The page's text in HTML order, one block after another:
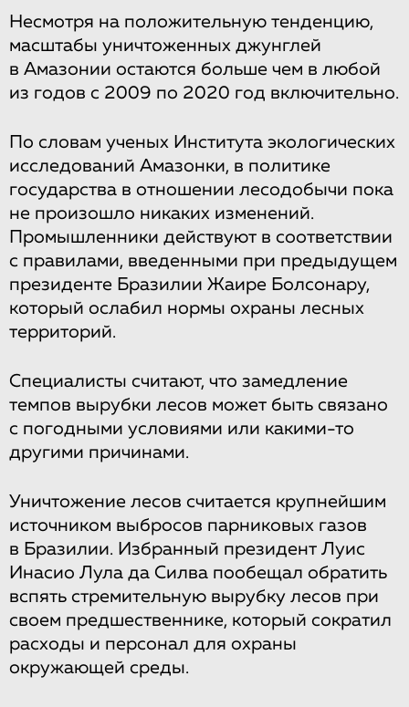
Несмотря на положительную тенденцию,
масштабы уничтоженных джунглей
в Амазонии остаются больше чем в любой
из годов с 2009 по 2020 год включительно.
По словам ученых Института экологических
исследований Амазонки, в политике
государства в отношении лесодобычи пока
не произошло никаких изменений.
Промышленники действуют в соответствии
с правилами, введенными при предыдущем
президенте Бразилии Жаире Болсонару,
который ослабил нормы охраны лесных
территорий.
Специалисты считают, что замедление
темпов вырубки лесов может быть связано
с погодными условиями или какими-то
другими причинами.
Уничтожение лесов считается крупнейшим
источником выбросов парниковых газов
в Бразилии. Избранный президент Луис
Инасио Лула да Силва пообещал обратить
вспять стремительную вырубку лесов при
своем предшественнике, который сократил
расходы и персонал для охраны
окружающей среды.